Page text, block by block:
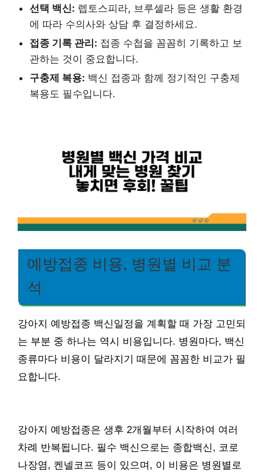
선택 백신: 렙토스피라, 브루셀라 등은 생활 환경
에 따라 수의사와 상담 후 결정하세요.
접종 기록 관리: 접종 수첩을 꼼꼼히 기록하고 보
관하는 것이 중요합니다.
구충제 복용: 백신 접종과 함께 정기적인 구충제
복용도 필수입니다.
예방접종 비용, 병원별 비교 분
석
강아지 예방접종 백신일정을 계획할 때 가장 고민되
는 부분 중 하나는 역시 비용입니다. 병원마다, 백신
종류마다 비용이 달라지기 때문에 꼼꼼한 비교가 필
요합니다.
강아지 예방접종은 생후 2개월부터 시작하여 여러
차례 반복됩니다. 필수 백신으로는 종합백신, 코로
나장염, 켄넬코프 등이 있으며, 이 비용은 병원별로